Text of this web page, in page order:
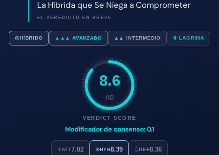
8.6
/10
VERDICT SCORE
Modificador de consenso: 0.1
ATT7.82 HYB8.39 DEF8.36